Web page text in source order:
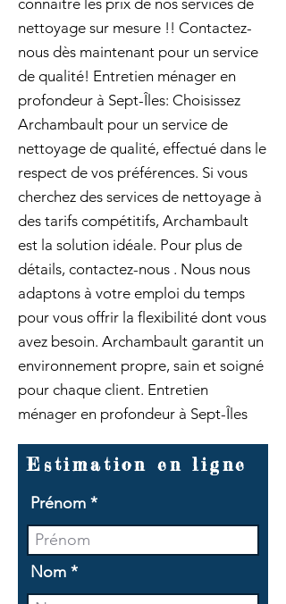
connaître les prix de nos services de
nettoyage sur mesure !! Contactez-
nous dès maintenant pour un service
de qualité! Entretien ménager en
profondeur à Sept-Îles: Choisissez
Archambault pour un service de
nettoyage de qualité, effectué dans le
respect de vos préférences. Si vous
cherchez des services de nettoyage à
des tarifs compétitifs, Archambault
est la solution idéale. Pour plus de
détails, contactez-nous . Nous nous
adaptons à votre emploi du temps
pour vous offrir la flexibilité dont vous
avez besoin. Archambault garantit un
environnement propre, sain et soigné
pour chaque client. Entretien
ménager en profondeur à Sept-Îles
Estimation en ligne
Prénom
Nom